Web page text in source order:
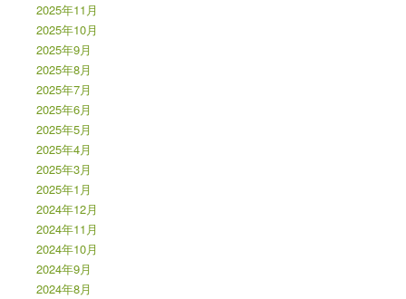
2025年11月
2025年10月
2025年9月
2025年8月
2025年7月
2025年6月
2025年5月
2025年4月
2025年3月
2025年1月
2024年12月
2024年11月
2024年10月
2024年9月
2024年8月